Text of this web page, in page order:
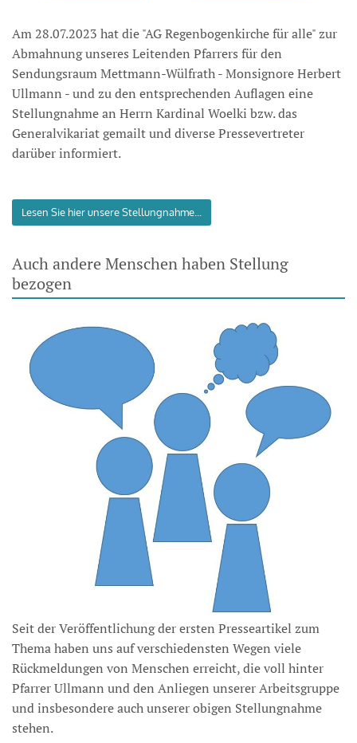
Am 28.07.2023 hat die "AG Regenbogenkirche für alle" zur
Abmahnung unseres Leitenden Pfarrers für den
Sendungsraum Mettmann-Wülfrath - Monsignore Herbert
Ullmann - und zu den entsprechenden Auflagen eine
Stellungnahme an Herrn Kardinal Woelki bzw. das
Generalvikariat gemailt und diverse Pressevertreter
darüber informiert.
Lesen Sie hier unsere Stellungnahme...
Auch andere Menschen haben Stellung
bezogen
Seit der Veröffentlichung der ersten Presseartikel zum
Thema haben uns auf verschiedensten Wegen viele
Rückmeldungen von Menschen erreicht, die voll hinter
Pfarrer Ullmann und den Anliegen unserer Arbeitsgruppe
und insbesondere auch unserer obigen Stellungnahme
stehen.